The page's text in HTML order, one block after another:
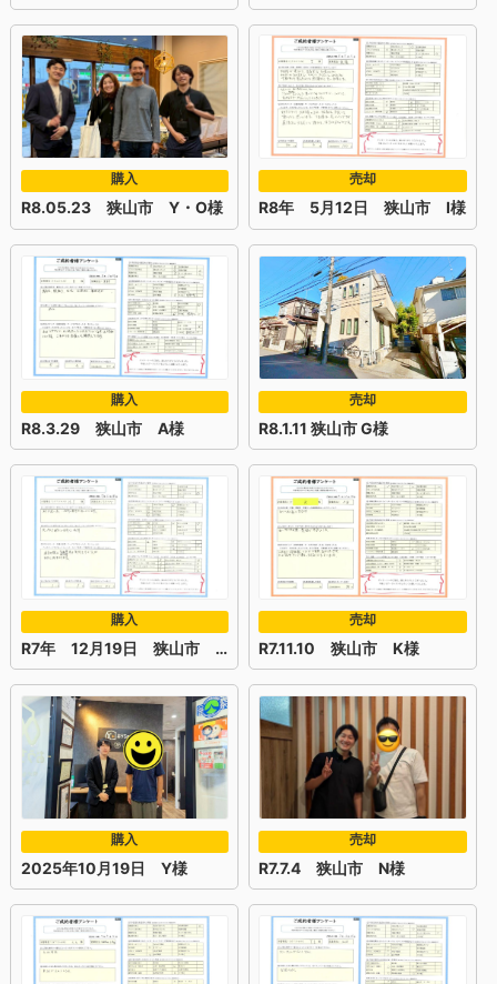
購入
R8.05.23 狭山市 Y・O様
売却
R8年 5月12日 狭山市 I様
購入
R8.3.29 狭山市 A様
売却
R8.1.11 狭山市 G様
購入
R7年 12月19日 狭山市 H・Y様
売却
R7.11.10 狭山市 K様
購入
2025年10月19日 Y様
売却
R7.7.4 狭山市 N様